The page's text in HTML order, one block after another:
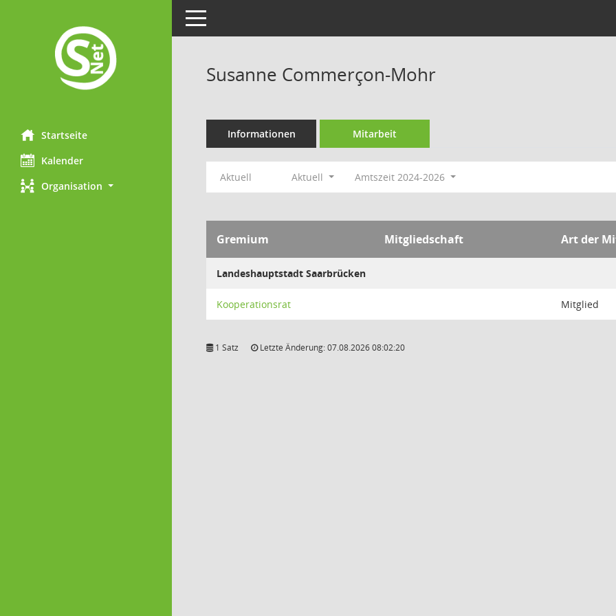
Startseite
Kalender
Organisation
Toggle navigation
Susanne Commerçon-Mohr
Informationen Mitarbeit
Aktuell Aktuell Amtszeit 2024-2026
Gremium Mitgliedschaft Art der
Landeshauptstadt Saarbrücken
Kooperationsrat Mitglied
1 Satz Letzte Änderung: 07.08.2026 08:02:20